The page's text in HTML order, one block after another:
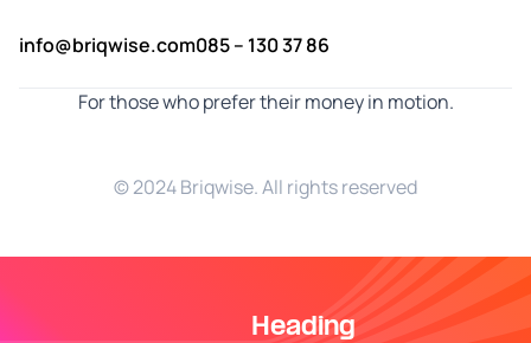
info@briqwise.com085 – 130 37 86
For those who prefer their money in motion.
© 2024 Briqwise. All rights reserved
Heading